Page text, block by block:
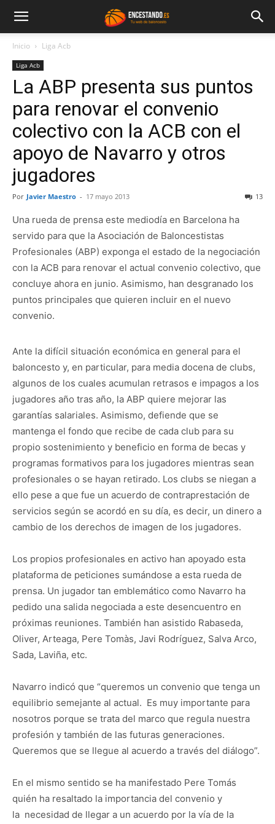
Inicio Liga Acb
Liga Acb
La ABP presenta sus puntos
para renovar el convenio
colectivo con la ACB con el
apoyo de Navarro y otros
jugadores
Por Javier Maestro - 17 mayo 2013 13
Una rueda de prensa este mediodía en Barcelona ha
servido para que la Asociación de Baloncestistas
Profesionales (ABP) exponga el estado de la negociación
con la ACB para renovar el actual convenio colectivo, que
concluye ahora en junio. Asimismo, han desgranado los
puntos principales que quieren incluir en el nuevo
convenio.
Ante la difícil situación económica en general para el
baloncesto y, en particular, para media docena de clubs,
algunos de los cuales acumulan retrasos e impagos a los
jugadores año tras año, la ABP quiere mejorar las
garantías salariales. Asimismo, defiende que se
mantenga el fondo que recibe de cada club para su
propio sostenimiento y beneficio en forma de becas y
programas formativos para los jugadores mientras sean
profesionales o se hayan retirado. Los clubs se niegan a
ello pese a que fue un acuerdo de contraprestación de
servicios según se acordó en su día, es decir, un dinero a
cambio de los derechos de imagen de los jugadores.
Los propios profesionales en activo han apoyado esta
plataforma de peticiones sumándose a esta rueda de
prensa. Un jugador tan emblemático como Navarro ha
pedido una salida negociada a este desencuentro en
próximas reuniones. También han asistido Rabaseda,
Oliver, Arteaga, Pere Tomàs, Javi Rodríguez, Salva Arco,
Sada, Laviña, etc.
Navarro indicó que “queremos un convenio que tenga un
equilibrio semejante al actual. Es muy importante para
nosotros porque se trata del marco que regula nuestra
profesión y también de las futuras generaciones.
Queremos que se llegue al acuerdo a través del diálogo”.
En el mismo sentido se ha manifestado Pere Tomás
quién ha resaltado la importancia del convenio y
la necesidad de llegar a un acuerdo por la vía de la